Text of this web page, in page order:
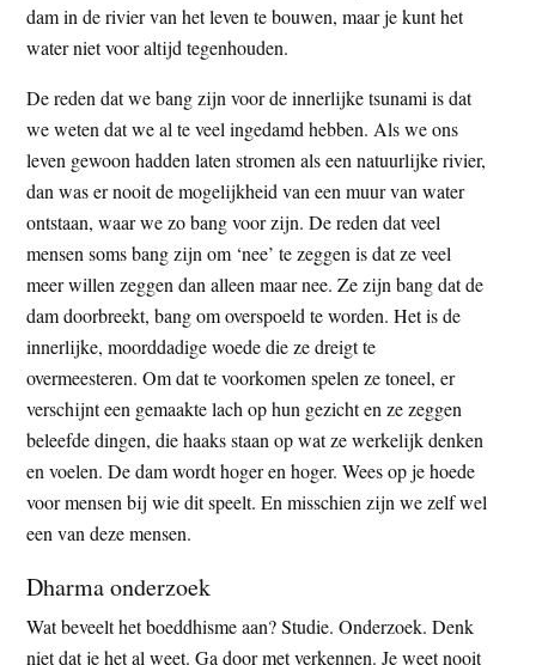
dam in de rivier van het leven te bouwen, maar je kunt het
water niet voor altijd tegenhouden.
De reden dat we bang zijn voor de innerlijke tsunami is dat
we weten dat we al te veel ingedamd hebben. Als we ons
leven gewoon hadden laten stromen als een natuurlijke rivier,
dan was er nooit de mogelijkheid van een muur van water
ontstaan, waar we zo bang voor zijn. De reden dat veel
mensen soms bang zijn om ‘nee’ te zeggen is dat ze veel
meer willen zeggen dan alleen maar nee. Ze zijn bang dat de
dam doorbreekt, bang om overspoeld te worden. Het is de
innerlijke, moorddadige woede die ze dreigt te
overmeesteren. Om dat te voorkomen spelen ze toneel, er
verschijnt een gemaakte lach op hun gezicht en ze zeggen
beleefde dingen, die haaks staan op wat ze werkelijk denken
en voelen. De dam wordt hoger en hoger. Wees op je hoede
voor mensen bij wie dit speelt. En misschien zijn we zelf wel
een van deze mensen.
Dharma onderzoek
Wat beveelt het boeddhisme aan? Studie. Onderzoek. Denk
niet dat je het al weet. Ga door met verkennen. Je weet nooit